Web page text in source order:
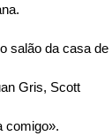
salão da casa de
Gris, Scott
comigo».